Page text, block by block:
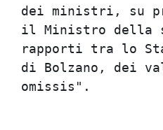
dei ministri, su
il Ministro
rapporti tra lo
di